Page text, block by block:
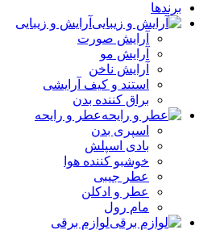
برندها
آرایش و زیبایی
آرایش صورت
آرایش مو
آرایش ناخن
استند و کیف آرایشی
براق کننده بدن
عطر و رایحه
اسپری بدن
بادی اسپلش
خوشبو کننده هوا
عطر جیبی
عطر و ادکلن
مام رول
لوازم برقی